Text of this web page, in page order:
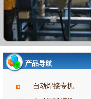
产品导航
自动焊接专机